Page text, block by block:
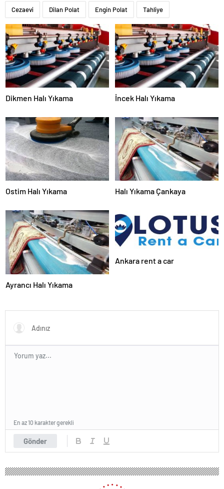
Cezaevi Dilan Polat Engin Polat Tahliye
Dikmen Halı Yıkama İncek Halı Yıkama
Ostim Halı Yıkama Halı Yıkama Çankaya
Ayrancı Halı Yıkama
Ankara rent a car
Gönder
En az 10 karakter gerekli